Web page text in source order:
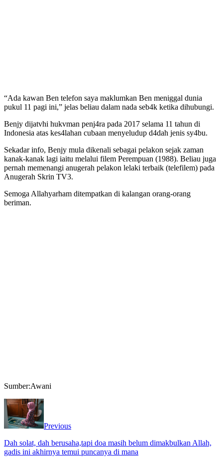
“Ada kawan Ben telefon saya maklumkan Ben meniggal dunia
pukul 11 pagi ini,” jelas beliau dalam nada seb4k ketika dihubungi.
Benjy dijatvhi hukvman penj4ra pada 2017 selama 11 tahun di
Indonesia atas kes4lahan cubaan menyeludup d4dah jenis sy4bu.
Sekadar info, Benjy mula dikenali sebagai pelakon sejak zaman
kanak-kanak lagi iaitu melalui filem Perempuan (1988). Beliau juga
pernah memenangi anugerah pelakon lelaki terbaik (telefilem) pada
Anugerah Skrin TV3.
Semoga Allahyarham ditempatkan di kalangan orang-orang
beriman.
Sumber:Awani
Previous
Dah solat, dah berusaha,tapi doa masih belum dimakbulkan Allah,
gadis ini akhirnya temui puncanya di mana